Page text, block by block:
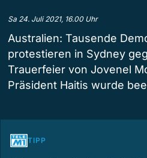
Sa 24. Juli 2021, 16.00 Uhr
Australien: Tausende
protestieren in Sydney
Trauerfeier von Jovenel
Präsident Haitis wurde
TIPP